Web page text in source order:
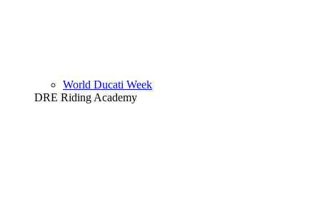
World Ducati Week
DRE Riding Academy